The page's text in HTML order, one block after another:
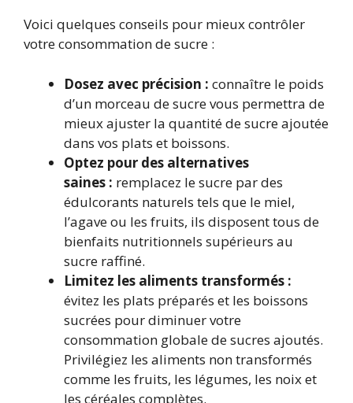
Voici quelques conseils pour mieux contrôler
votre consommation de sucre :
Dosez avec précision : connaître le poids
d’un morceau de sucre vous permettra de
mieux ajuster la quantité de sucre ajoutée
dans vos plats et boissons.
Optez pour des alternatives
saines : remplacez le sucre par des
édulcorants naturels tels que le miel,
l’agave ou les fruits, ils disposent tous de
bienfaits nutritionnels supérieurs au
sucre raffiné.
Limitez les aliments transformés :
évitez les plats préparés et les boissons
sucrées pour diminuer votre
consommation globale de sucres ajoutés.
Privilégiez les aliments non transformés
comme les fruits, les légumes, les noix et
les céréales complètes.